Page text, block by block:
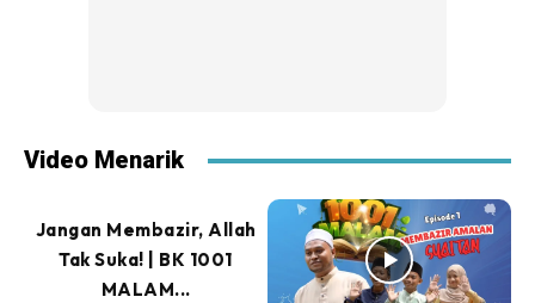
Video Menarik
Jangan Membazir, Allah
Tak Suka! | BK 1001
MALAM...